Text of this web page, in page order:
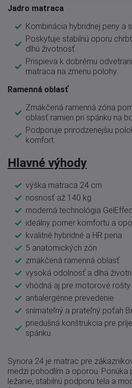
Jadro matraca
Kombinácia hybridnej peny a
Poskytuje stabilnú oporu
dlhú životnosť.
Prispieva k dobrému
matraca na zmenu polohy.
Ramenná oblasť
Zmäkčená ramenná zóna
oblasť ramien pri spánku na
Podporuje prirodzenejšiu
komfort.
Hlavné výhody
výška matraca 24 cm
nosnosť až 140 kg
moderná technológia
ideálny pomer komfortu a
kvalitné hybridné a HR pena
5 anatomických zón
zmäkčená ramenná oblasť
vysoká odolnosť a dlhá
vhodná aj pre motorové rošty
antialergénne prevedenie
snímateľný a prateľný poťah
priedušná konštrukcia pre
spánku
Synora 24 je matrac pre
medzi pohodlím a oporou. Ponúka
ležanie, stabilnú podporu tela a